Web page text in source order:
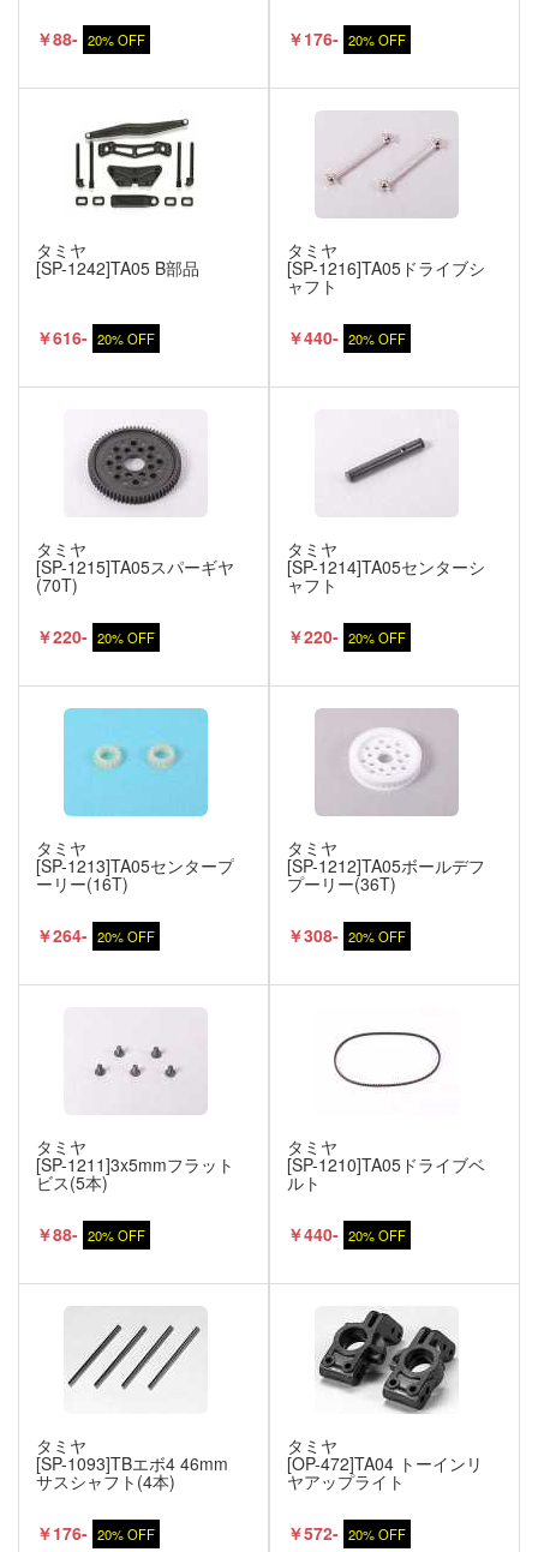
￥88- 20% OFF ￥176- 20% OFF
タミヤ
[SP-1242]TA05 B部品
￥616- 20% OFF
タミヤ
[SP-1216]TA05ドライブシ
ャフト
￥440- 20% OFF
タミヤ
[SP-1215]TA05スパーギヤ
(70T)
￥220- 20% OFF
タミヤ
[SP-1214]TA05センターシ
ャフト
￥220- 20% OFF
タミヤ
[SP-1213]TA05センタープ
ーリー(16T)
￥264- 20% OFF
タミヤ
[SP-1212]TA05ボールデフ
プーリー(36T)
￥308- 20% OFF
タミヤ
[SP-1211]3x5mmフラット
ビス(5本)
￥88- 20% OFF
タミヤ
[SP-1210]TA05ドライブベ
ルト
￥440- 20% OFF
タミヤ
[SP-1093]TBエボ4 46mm
サスシャフト(4本)
￥176- 20% OFF
タミヤ
[OP-472]TA04 トーインリ
ヤアップライト
￥572- 20% OFF